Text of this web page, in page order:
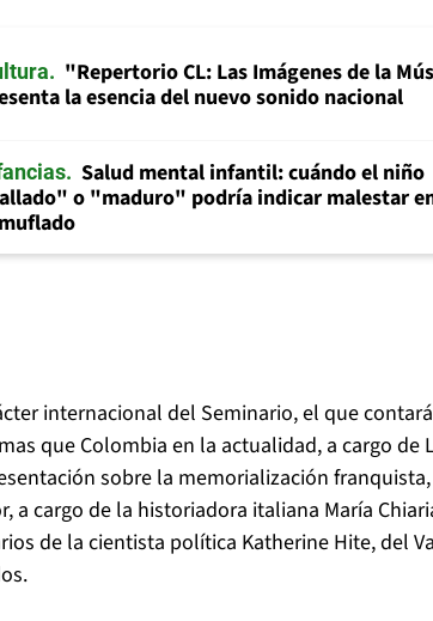
"Repertorio CL: Las Imágenes de la
la esencia del nuevo sonido nacional
Salud mental infantil: cuándo el niño
o "maduro" podría indicar malestar
internacional del Seminario, el que
que Colombia en la actualidad, a cargo de
sobre la memorialización
a cargo de la historiadora italiana María
de la cientista política Katherine Hite, del